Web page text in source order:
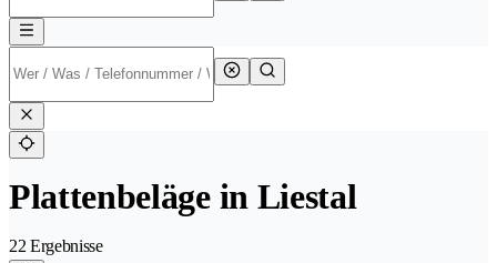
Plattenbeläge in Liestal
22 Ergebnisse